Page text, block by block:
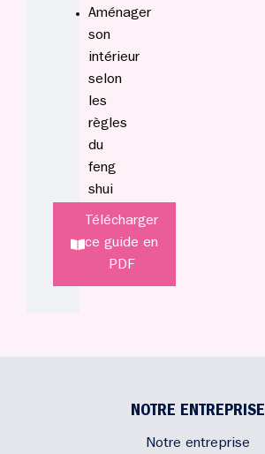
Aménager
son
intérieur
selon
les
règles
du
feng
shui
Télécharger
ce guide en
PDF
NOTRE ENTREPRISE
Notre entreprise